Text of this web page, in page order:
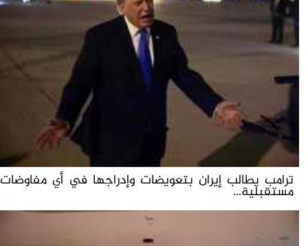
ترامب يطالب إيران بتعويضات وإدراجها في أي مفاوضات
مستقبلية...